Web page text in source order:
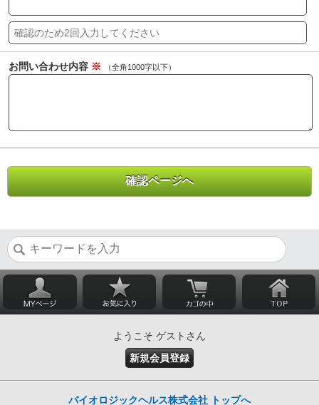
お問い合わせ内容 ※ （全角1000字以下）
ようこそ ゲストさん
新規会員登録
バイオロジックヘルス株式会社 トップへ